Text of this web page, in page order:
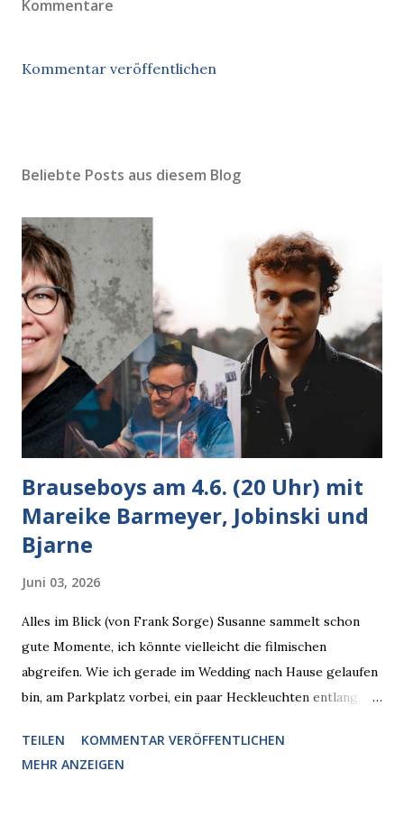
Kommentare
Kommentar veröffentlichen
Beliebte Posts aus diesem Blog
Brauseboys am 4.6. (20 Uhr) mit
Mareike Barmeyer, Jobinski und
Bjarne
Juni 03, 2026
Alles im Blick (von Frank Sorge) Susanne sammelt schon
gute Momente, ich könnte vielleicht die filmischen
abgreifen. Wie ich gerade im Wedding nach Hause gelaufen
bin, am Parkplatz vorbei, ein paar Heckleuchten entlang, als
den Blick kam, mit verlockend frisch leuchtenden
Pizzastücken. Von links pirschte sich eine Krähe an das
TEILEN
KOMMENTAR VERÖFFENTLICHEN
MEHR ANZEIGEN